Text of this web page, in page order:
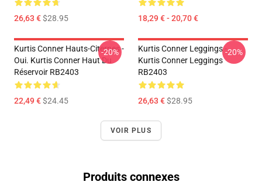
26,63 €$28.95 18,29 € - 20,70 €
Kurtis Conner Hauts-Citernes -
Oui. Kurtis Conner Haut Du
Réservoir RB2403
22,49 €$24.45
-20%
Kurtis Conner Leggings -
Kurtis Conner Leggings
RB2403
26,63 €$28.95
-20%
VOIR PLUS
Produits connexes